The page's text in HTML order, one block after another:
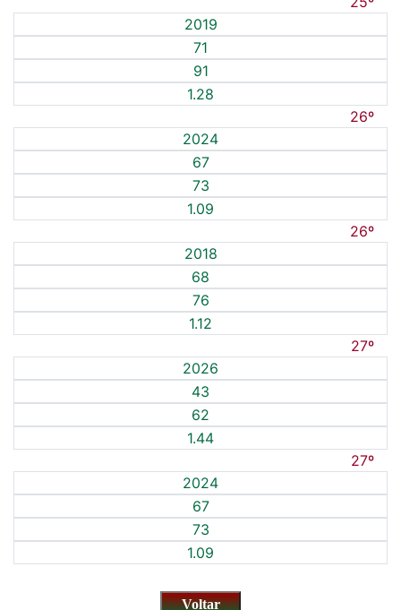
2019
71
91
1.28
26º
2024
67
73
1.09
26º
2018
68
76
1.12
27º
2026
43
62
1.44
27º
2024
67
73
1.09